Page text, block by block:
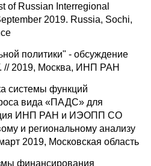
of Russian Interregional
2019. Russia, Sochi,
политики" - обсуждение
// 2019, Москва, ИНП РАН
системы функций
вида «ПАДС» для
ИНП РАН и ИЭОПП СО
и региональному анализу
2019, Московская область
финансирования